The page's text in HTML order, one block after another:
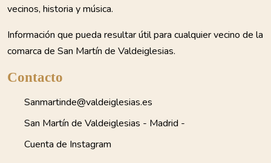
vecinos, historia y música.
Información que pueda resultar útil para cualquier vecino de la
comarca de San Martín de Valdeiglesias.
Contacto
Sanmartinde@valdeiglesias.es
San Martín de Valdeiglesias - Madrid -
Cuenta de Instagram